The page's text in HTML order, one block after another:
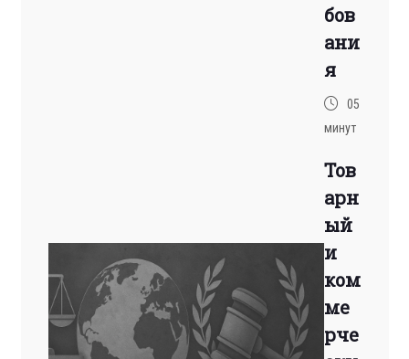
бов
ани
я
05
минут
Тов
арн
ый
и
ком
ме
рче